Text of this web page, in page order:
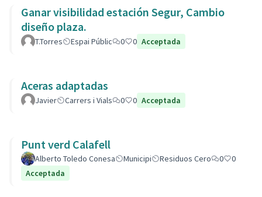
Ganar visibilidad estación Segur, Cambio
diseño plaza.
T.Torres Espai Públic 0 0 Acceptada
Aceras adaptadas
Javier Carrers i Vials 0 0 Acceptada
Punt verd Calafell
Alberto Toledo Conesa Municipi Residuos Cero 0
0
Acceptada